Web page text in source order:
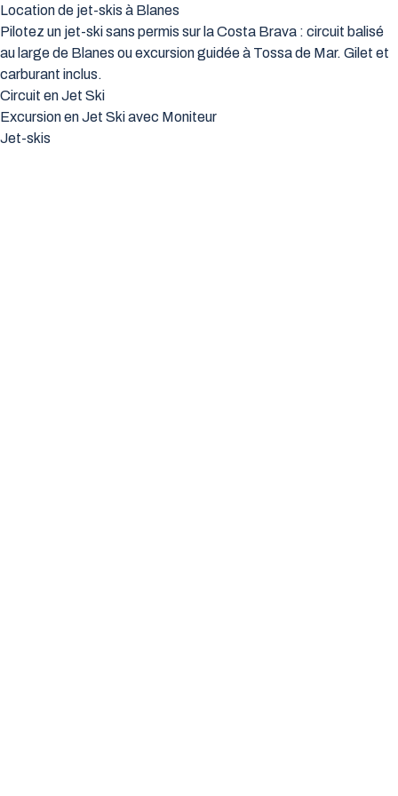
Location de jet-skis à Blanes
Pilotez un jet-ski sans permis sur la Costa Brava : circuit balisé
au large de Blanes ou excursion guidée à Tossa de Mar. Gilet et
carburant inclus.
Circuit en Jet Ski
Excursion en Jet Ski avec Moniteur
Jet-skis